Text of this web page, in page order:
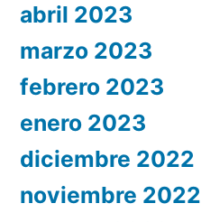
abril 2023
marzo 2023
febrero 2023
enero 2023
diciembre 2022
noviembre 2022